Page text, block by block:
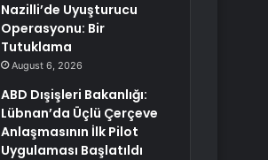
Nazilli’de Uyuşturucu
Operasyonu: Bir
Tutuklama
August 6, 2026
ABD Dışişleri Bakanlığı:
Lübnan’da Üçlü Çerçeve
Anlaşmasının İlk Pilot
Uygulaması Başlatıldı